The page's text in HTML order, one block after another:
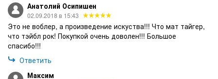
Анатолий Осипишен
02.09.2018 в 15:43
Это не воблер, а произведение искуства!!! Что мат тайгер,
что тэйбл рок! Покупкой очень доволен!!! Большое
спасибо!!!
Ответить
Максим